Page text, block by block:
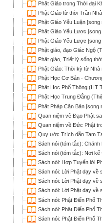
Phật Giáo trong Thời đại
Phật Giáo từ thời Trần
Phật Giáo Yếu Luận [song
Phật Giáo Yếu Lược
Phật Giáo Yếu Lược [song
Phật giáo, đạo Giác Ngộ
Phật giáo, Triết lý sống
Phật Giáo: Thời kỳ từ
Phật Học Cơ Bản -
Phật Học Phổ Thông (HT
Phật Học Trung Đẳng
Phật Pháp Căn Bản [song
Quan niệm về Ðạo Phật
Quan niệm về Ðức Phật
Quy ước Trích dẫn Tam
Sách nói (tóm tắc):
Sách nói (tóm tắc): Nơi kế
Sách nói: Hợp Tuyển lời
Sách nói: Lời Phật dạy về
Sách nói: Lời Phật dạy về
Sách nói: Lời Phật dạy về
Sách nói: Phật Điển Phổ
Sách nói: Phật Điển Phổ
Sách nói: Phật Điển Phổ